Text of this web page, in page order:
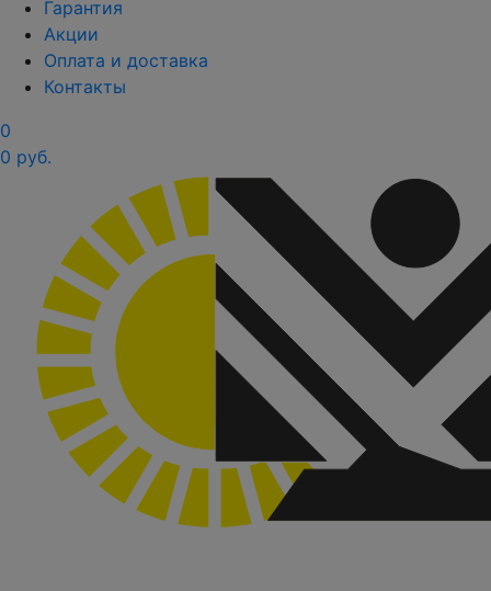
Гарантия
Акции
Оплата и доставка
Контакты
0
0 руб.